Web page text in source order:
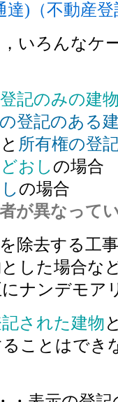
達)（不動産
いろんなケ
記のみの建
登記のある
と 所有権の登
おし の場合
の場合
が異なって
除去する工
した場合な
ナンデモア
された建物
ることはでき